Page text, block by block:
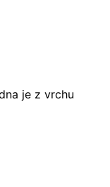
je z vrchu